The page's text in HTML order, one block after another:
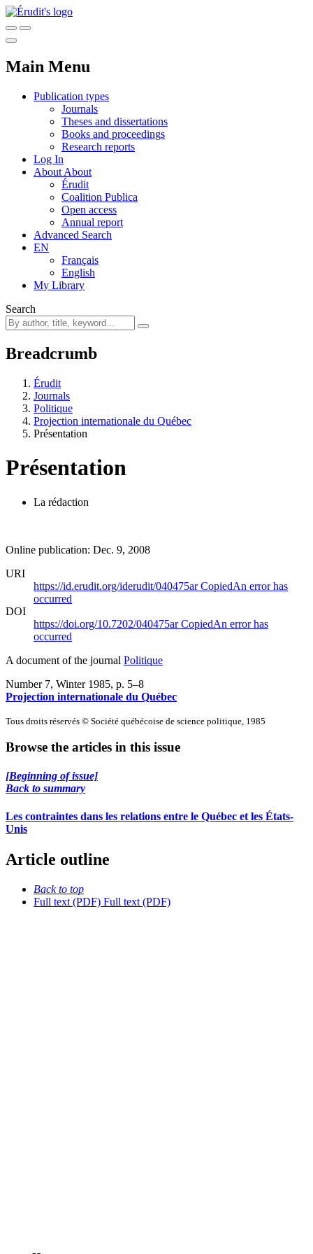
Main Menu
Publication types
Journals
Theses and dissertations
Books and proceedings
Research reports
Log In
About About
Érudit
Coalition Publica
Open access
Annual report
Advanced Search
EN
Français
English
My Library
Search
Breadcrumb
Érudit
Journals
Politique
Projection internationale du Québec
Présentation
Présentation
La rédaction
Online publication: Dec. 9, 2008
URI
https://id.erudit.org/iderudit/040475arCopiedAn error has
occurred
DOI
https://doi.org/10.7202/040475arCopiedAn error has
occurred
A document of the journal Politique
Number 7, Winter 1985, p. 5–8
Projection internationale du Québec
Tous droits réservés © Société québécoise de science politique, 1985
Browse the articles in this issue
[Beginning of issue]
Back to summary
Les contraintes dans les relations entre le Québec et les États-
Unis
Article outline
Back to top
Full text (PDF) Full text (PDF)